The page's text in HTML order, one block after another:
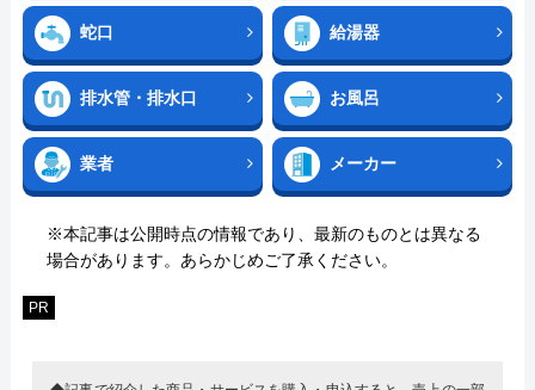
蛇口 給湯器
排水管・排水口 お風呂
業者 メーカー
※本記事は公開時点の情報であり、最新のものとは異なる
場合があります。あらかじめご了承ください。
PR